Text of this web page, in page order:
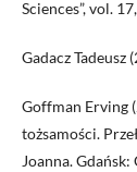
Sciences”, vol.
Gadacz
Goffman Erving
tożsamości.
Joanna.